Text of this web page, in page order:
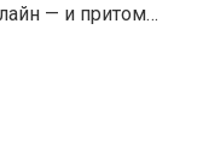
— и притом…